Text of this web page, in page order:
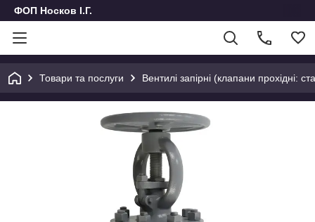
ФОП Носков І.Г.
Товари та послуги Вентилі запірні (клапани прохідні: